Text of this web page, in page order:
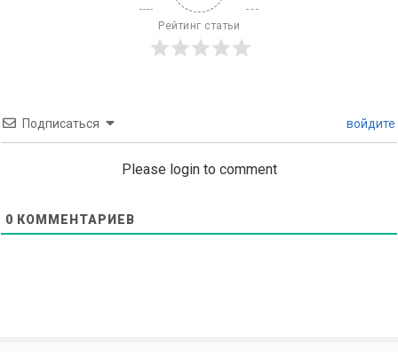
Рейтинг статьи
Подписаться войдите
Please login to comment
0 КОММЕНТАРИЕВ